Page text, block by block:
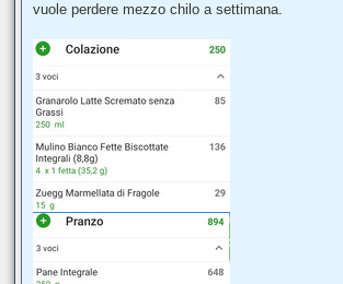
vuole perdere mezzo chilo a settimana.